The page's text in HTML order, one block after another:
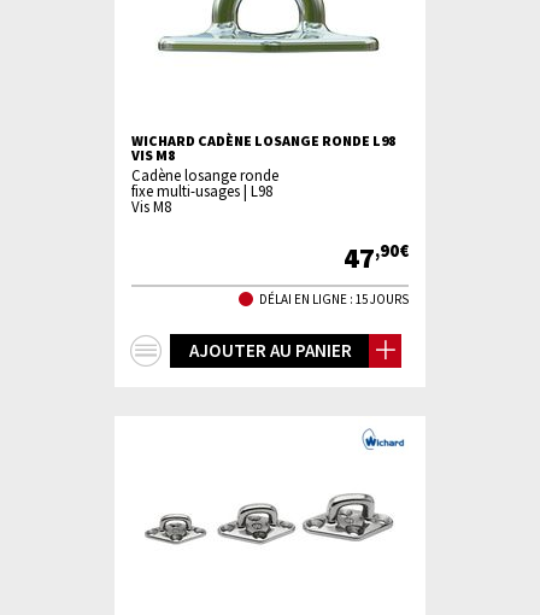
WICHARD CADÈNE LOSANGE RONDE L98
VIS M8
Cadène losange ronde
fixe multi-usages | L98
Vis M8
47,90€
DÉLAI EN LIGNE : 15 JOURS
AJOUTER AU PANIER